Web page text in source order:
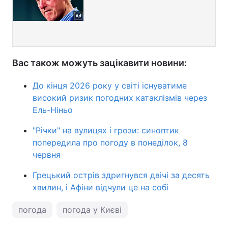
Вас також можуть зацікавити новини:
До кінця 2026 року у світі існуватиме
високий ризик погодних катаклізмів через
Ель-Ніньо
"Річки" на вулицях і грози: синоптик
попередила про погоду в понеділок, 8
червня
Грецький острів здригнувся двічі за десять
хвилин, і Афіни відчули це на собі
погода погода у Києві